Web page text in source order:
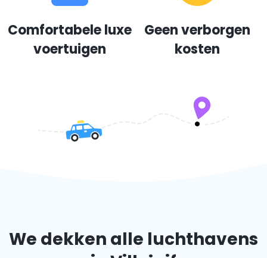
Comfortabele luxe
voertuigen
Geen verborgen
kosten
We dekken alle luchthavens